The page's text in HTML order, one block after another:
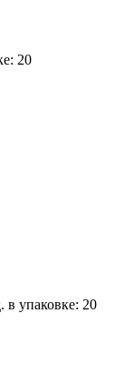
20
в упаковке: 20